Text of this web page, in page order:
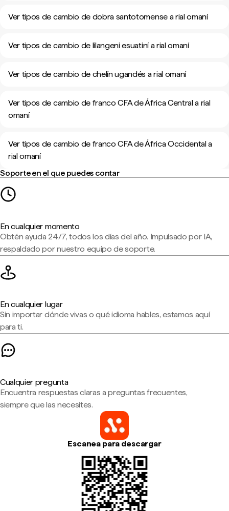
Ver tipos de cambio de dobra santotomense a rial omaní
Ver tipos de cambio de lilangeni esuatiní a rial omaní
Ver tipos de cambio de chelín ugandés a rial omaní
Ver tipos de cambio de franco CFA de África Central a rial
omaní
Ver tipos de cambio de franco CFA de África Occidental a
rial omaní
Soporte en el que puedes contar
En cualquier momento
Obtén ayuda 24/7, todos los días del año. Impulsado por IA,
respaldado por nuestro equipo de soporte.
En cualquier lugar
Sin importar dónde vivas o qué idioma hables, estamos aquí
para ti.
Cualquier pregunta
Encuentra respuestas claras a preguntas frecuentes,
siempre que las necesites.
Escanea para descargar